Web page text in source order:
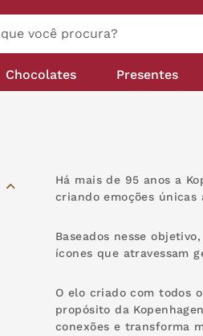
procura?
Chocolates Presentes
Há mais de 95 anos a
criando emoções
Baseados nesse
ícones que atravessam
O elo criado com todos
propósito da
conexões e transforma